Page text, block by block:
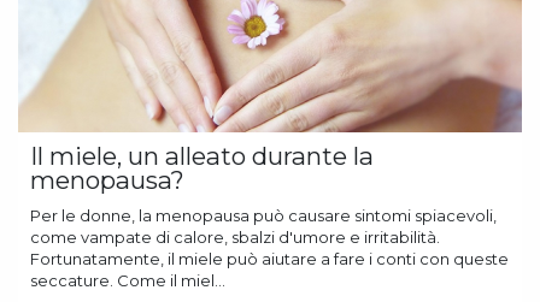
Il miele, un alleato durante la
menopausa?
Per le donne, la menopausa può causare sintomi spiacevoli,
come vampate di calore, sbalzi d'umore e irritabilità.
Fortunatamente, il miele può aiutare a fare i conti con queste
seccature. Come il miel...